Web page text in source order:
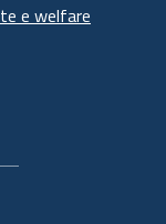
e welfare